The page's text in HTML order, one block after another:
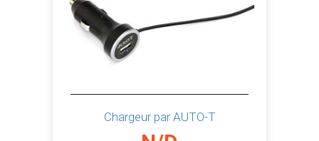
Chargeur par AUTO-T